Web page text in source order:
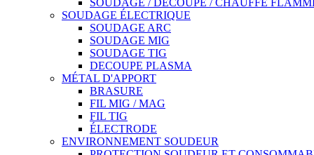
SOUDAGE ÉLECTRIQUE
SOUDAGE ARC
SOUDAGE MIG
SOUDAGE TIG
DECOUPE PLASMA
MÉTAL D'APPORT
BRASURE
FIL MIG / MAG
FIL TIG
ÉLECTRODE
ENVIRONNEMENT SOUDEUR